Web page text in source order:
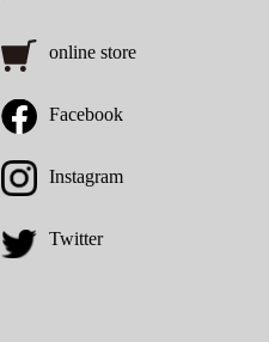
online store
Facebook
Instagram
Twitter